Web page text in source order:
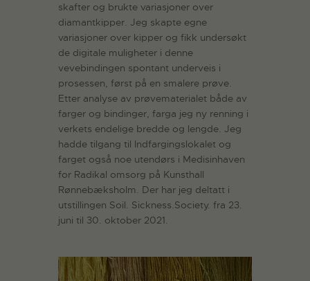
skafter og brukte variasjoner over
diamantkipper. Jeg skapte egne
variasjoner over kipper og fikk undersøkt
de digitale muligheter i denne
vevebindingen spontant underveis i
prosessen, først på en smalere prøve.
Etter analyse av prøvematerialet både av
farger og bindinger, farga jeg ny renning i
verkets endelige bredde og lengde. Jeg
hadde tilgang til Indfargingslokalet og
farget også noe utendørs i Medisinhaven
for Radikal omsorg på Kunsthall
Rønnebæksholm. Der har jeg deltatt i
utstillingen Soil. Sickness.Society. fra 23.
juni til 30. oktober 2021.